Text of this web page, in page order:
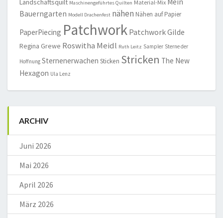
Landschaftsquilt Maschinengeführtes Quilten Material-Mix Mein
Bauerngarten Modell Drachenfest nähen Nähen auf Papier
PaperPiecing Patchwork Patchwork Gilde
Regina Grewe Roswitha Meidl Ruth Leitz Sampler Sterne der
Hoffnung Sternenerwachen Sticken Stricken The New
Hexagon Ula Lenz
ARCHIV
Juni 2026
Mai 2026
April 2026
März 2026